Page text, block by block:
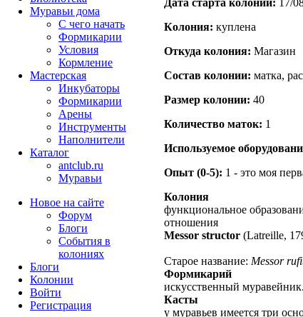
Дата старта кoлонии: 17/
Кoлония: куплена
Откуда кoлония: Магазин
Состав кoлонии: матка,
Размер кoлонии: 40
Количество маток: 1
Используемое
Опыт (0-5): 1 - это моя
Колония
функциональное
отношения
Messor structor (Latreille,
Старое название: Messor
Формикарий
искусственный муравейник.
Касты
у муравьев имеется три
Муравьи дома
С чего начать
Формикарии
Условия
Кормление
Мастерская
Инкубаторы
Формикарии
Арены
Инструменты
Наполнители
Каталог
antclub.ru
Муравьи
Новое на сайте
Форум
Блоги
События в
колониях
Блоги
Колонии
Войти
Peгиcтpaция